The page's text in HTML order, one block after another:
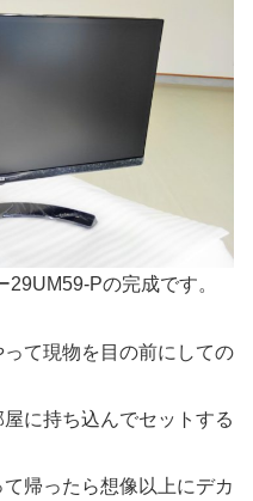
Pの完成です。
て現物を目の前にしての
に持ち込んでセットする
帰ったら想像以上にデカ